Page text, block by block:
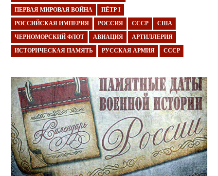
ПЕРВАЯ МИРОВАЯ ВОЙНА ПЁТР I
РОССИЙСКАЯ ИМПЕРИЯ РОССИЯ СССР США
ЧЕРНОМОРСКИЙ ФЛОТ АВИАЦИЯ АРТИЛЛЕРИЯ
ИСТОРИЧЕСКАЯ ПАМЯТЬ РУССКАЯ АРМИЯ СССР